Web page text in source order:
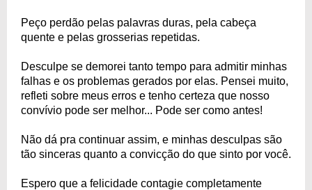
Peço perdão pelas palavras duras, pela cabeça
quente e pelas grosserias repetidas.
Desculpe se demorei tanto tempo para admitir minhas
falhas e os problemas gerados por elas. Pensei muito,
refleti sobre meus erros e tenho certeza que nosso
convívio pode ser melhor... Pode ser como antes!
Não dá pra continuar assim, e minhas desculpas são
tão sinceras quanto a convicção do que sinto por você.
Espero que a felicidade contagie completamente